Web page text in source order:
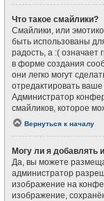
Что такое смайлики?
Смайлики, или
быть использованы
радость, а :( означает
в форме создания
они легко могут
отредактировать
Администратор
смайликов, которое
Вернуться к началу
Могу ли я добавлять
Да, вы можете
администратор
изображение на
изображение,